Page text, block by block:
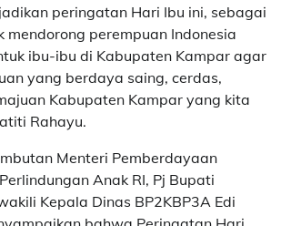
peringatan Hari Ibu ini, sebagai
mendorong perempuan Indonesia
ibu-ibu di Kabupaten Kampar agar
yang berdaya saing, cerdas,
Kabupaten Kampar yang kita
Rahayu.
Menteri Pemberdayaan
Anak RI, Pj Bupati
Kepala Dinas BP2KBP3A Edi